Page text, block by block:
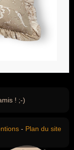
! ;-)
- Plan du site